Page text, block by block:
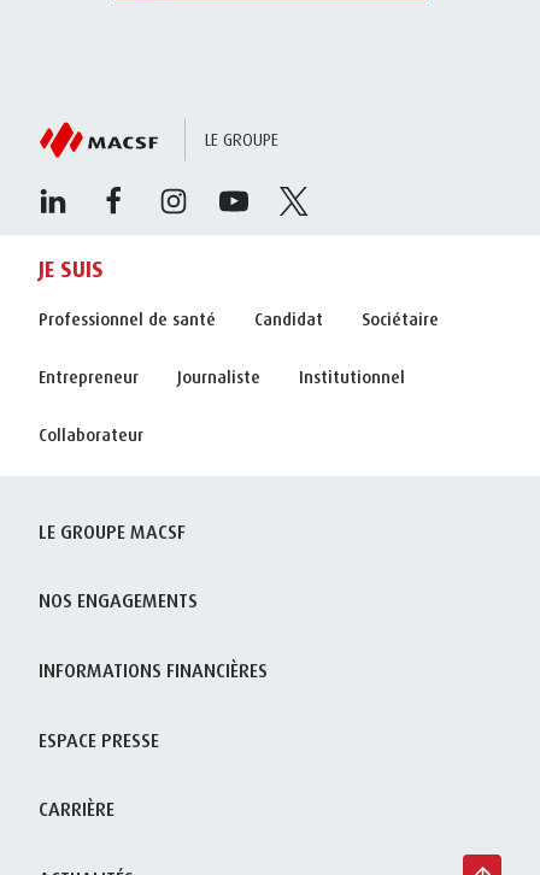
LE GROUPE
JE SUIS
Professionnel de santé Candidat Sociétaire
Entrepreneur Journaliste Institutionnel
Collaborateur
LE GROUPE MACSF
NOS ENGAGEMENTS
INFORMATIONS FINANCIÈRES
ESPACE PRESSE
CARRIÈRE